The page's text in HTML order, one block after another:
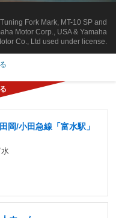
Fork Mark, MT-10 SP and
Motor Corp., USA & Yamaha
Co., Ltd used under license.
岡/小田急線「富水駅」